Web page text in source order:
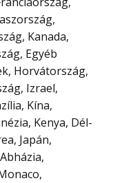
Kanada,
Egyéb
Horvátország,
Izrael,
Kína,
Kenya, Dél-
Japán,